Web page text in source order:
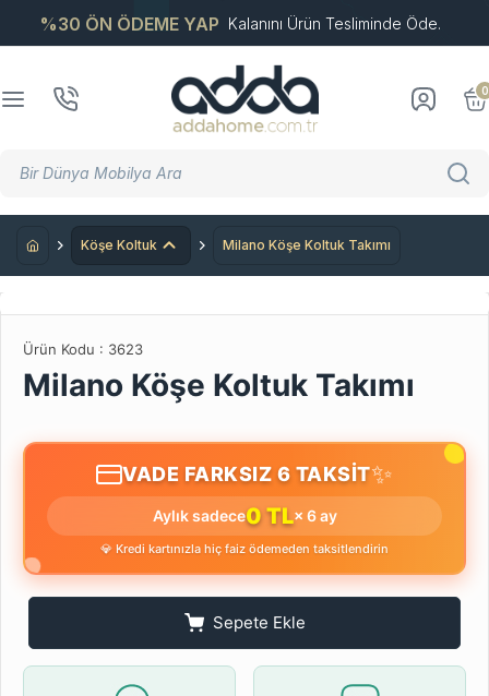
%30 ÖN ÖDEME YAP Kalanını Ürün Tesliminde Öde.
0
Köşe Koltuk Milano Köşe Koltuk Takımı
Ürün Kodu : 3623
Milano Köşe Koltuk Takımı
VADE FARKSIZ 6 TAKSİT✨
Aylık sadece0 TL× 6 ay
💎 Kredi kartınızla hiç faiz ödemeden taksitlendirin
Sepete Ekle